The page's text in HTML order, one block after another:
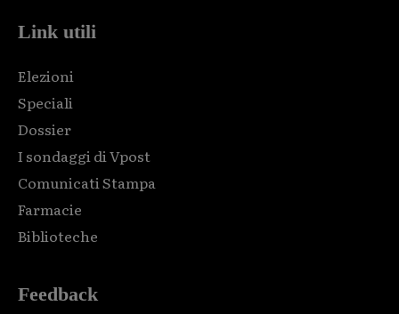
Link utili
Elezioni
Speciali
Dossier
I sondaggi di Vpost
Comunicati Stampa
Farmacie
Biblioteche
Feedback